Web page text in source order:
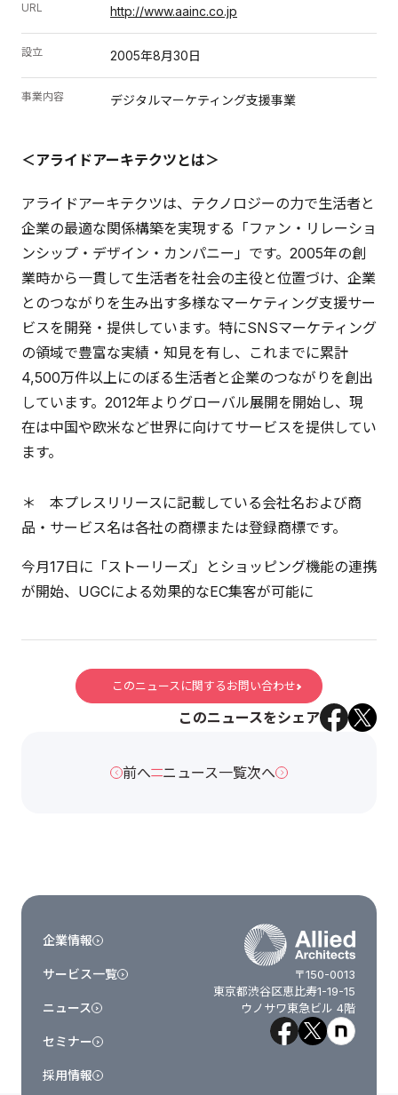
URL http://www.aainc.co.jp
設立 2005年8月30日
事業内容 デジタルマーケティング支援事業
＜アライドアーキテクツとは＞
アライドアーキテクツは、テクノロジーの力で生活者と
企業の最適な関係構築を実現する「ファン・リレーショ
ンシップ・デザイン・カンパニー」です。2005年の創
業時から一貫して生活者を社会の主役と位置づけ、企業
とのつながりを生み出す多様なマーケティング支援サー
ビスを開発・提供しています。特にSNSマーケティング
の領域で豊富な実績・知見を有し、これまでに累計
4,500万件以上にのぼる生活者と企業のつながりを創出
しています。2012年よりグローバル展開を開始し、現
在は中国や欧米など世界に向けてサービスを提供してい
ます。
＊ 本プレスリリースに記載している会社名および商
品・サービス名は各社の商標または登録商標です。
今月17日に「ストーリーズ」とショッピング機能の連携
が開始、UGCによる効果的なEC集客が可能に
このニュースに関するお問い合わせ
このニュースをシェア
前へ ニュース一覧次へ
〒150-0013
東京都渋谷区恵比寿1-19-15
ウノサワ東急ビル 4階
企業情報
サービス一覧
ニュース
セミナー
採用情報